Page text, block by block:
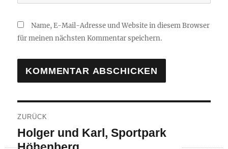
Name, E-Mail-Adresse und Website in diesem Browser
für meinen nächsten Kommentar speichern.
ZURÜCK
Vorheriger
Beitrag:
Holger und Karl, Sportpark